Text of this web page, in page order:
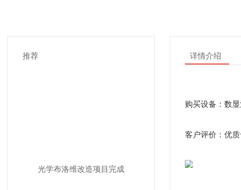
推荐
光学布洛维改造项目完成
详情介绍
购买设备：数
客户评价：优